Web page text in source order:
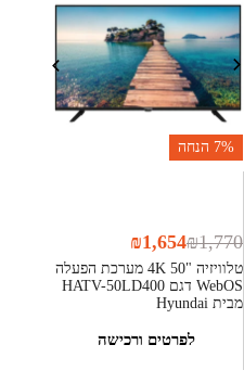
7% הנחה
טלוויזיה "50 4K מערכת הפעלה
WebOS דגם HATV-50LD400
מבית Hyundai
₪1,770
₪1,654
לפרטים ורכישה